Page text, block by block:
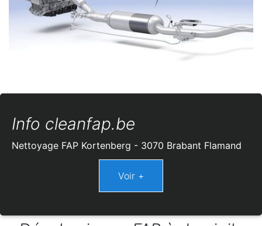
Info cleanfap.be
Nettoyage FAP Kortenberg - 3070 Brabant Flamand